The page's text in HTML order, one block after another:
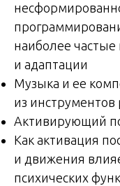
наиболее
и адаптации
Музыка и ее
из инструментов
Активирующий
Как активация
и движения
психических